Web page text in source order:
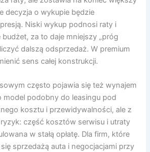
decyzja o wykupie będzie
Niski wykup podnosi raty i
za to daje mniejszy „próg
dalszą odsprzedaż. W premium
sens całej konstrukcji.
często pojawia się też wynajem
model podobny do leasingu pod
kosztu i przewidywalności, ale z
część kosztów serwisu i utraty
w stałą opłatę. Dla firm, które
sprzedażą auta i negocjacjami przy